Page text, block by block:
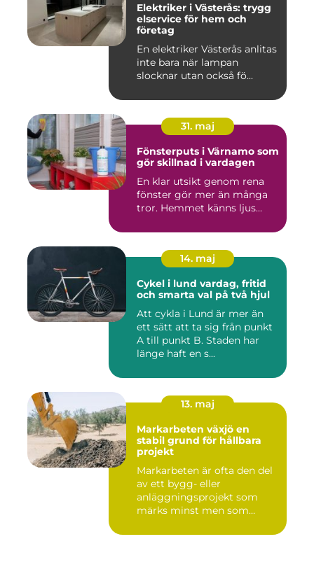
Elektriker i Västerås: trygg
elservice för hem och
företag
En elektriker Västerås anlitas
inte bara när lampan
slocknar utan också fö...
31. maj
Fönsterputs i Värnamo som
gör skillnad i vardagen
En klar utsikt genom rena
fönster gör mer än många
tror. Hemmet känns ljus...
14. maj
Cykel i lund vardag, fritid
och smarta val på två hjul
Att cykla i Lund är mer än
ett sätt att ta sig från punkt
A till punkt B. Staden har
länge haft en s...
13. maj
Markarbeten växjö en
stabil grund för hållbara
projekt
Markarbeten är ofta den del
av ett bygg- eller
anläggningsprojekt som
märks minst men som